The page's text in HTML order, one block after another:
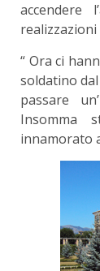
accendere
“ Ora ci
soldatino
passare
Insomma
innamorato